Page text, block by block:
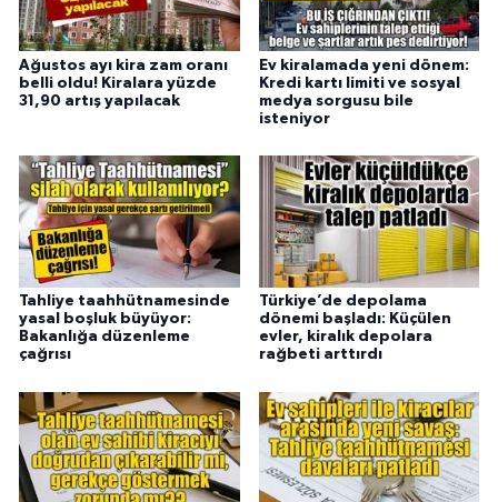
Ağustos ayı kira zam oranı
belli oldu! Kiralara yüzde
31,90 artış yapılacak
Ev kiralamada yeni dönem:
Kredi kartı limiti ve sosyal
medya sorgusu bile
isteniyor
Tahliye taahhütnamesinde
yasal boşluk büyüyor:
Bakanlığa düzenleme
çağrısı
Türkiye’de depolama
dönemi başladı: Küçülen
evler, kiralık depolara
rağbeti arttırdı